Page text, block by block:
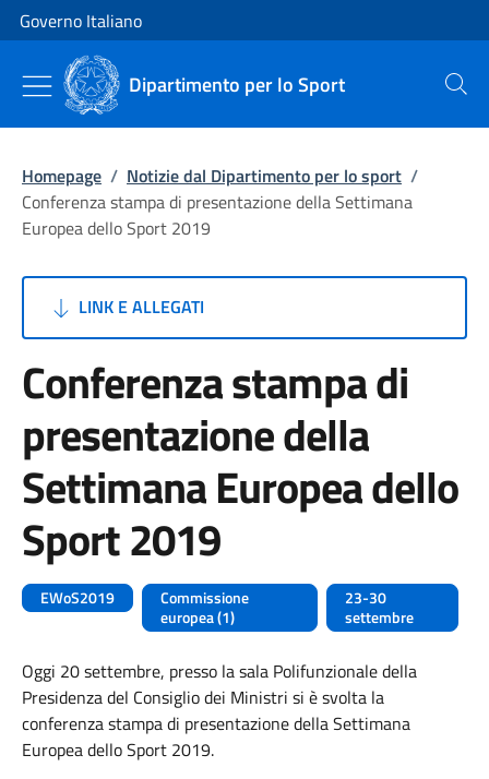
Vai al contenuto
Vai alla navigazione del sito
Governo Italiano
Dipartimento per lo Sport Cerca
Homepage / Notizie dal Dipartimento per lo sport /
Conferenza stampa di presentazione della Settimana
Europea dello Sport 2019
LINK E ALLEGATI
Conferenza stampa di
presentazione della
Settimana Europea dello
Sport 2019
EWoS2019
Commissione
europea (1)
23-30
settembre
Oggi 20 settembre, presso la sala Polifunzionale della
Presidenza del Consiglio dei Ministri si è svolta la
conferenza stampa di presentazione della Settimana
Europea dello Sport 2019.